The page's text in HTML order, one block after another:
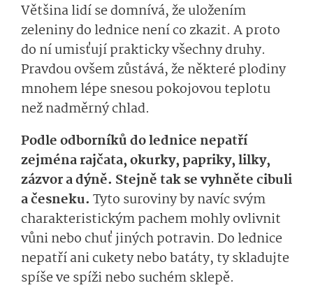
Většina lidí se domnívá, že uložením
zeleniny do lednice není co zkazit. A proto
do ní umisťují prakticky všechny druhy.
Pravdou ovšem zůstává, že některé plodiny
mnohem lépe snesou pokojovou teplotu
než nadměrný chlad.
Podle odborníků do lednice nepatří
zejména rajčata, okurky, papriky, lilky,
zázvor a dýně. Stejně tak se vyhněte cibuli
a česneku. Tyto suroviny by navíc svým
charakteristickým pachem mohly ovlivnit
vůni nebo chuť jiných potravin. Do lednice
nepatří ani cukety nebo batáty, ty skladujte
spíše ve spíži nebo suchém sklepě.